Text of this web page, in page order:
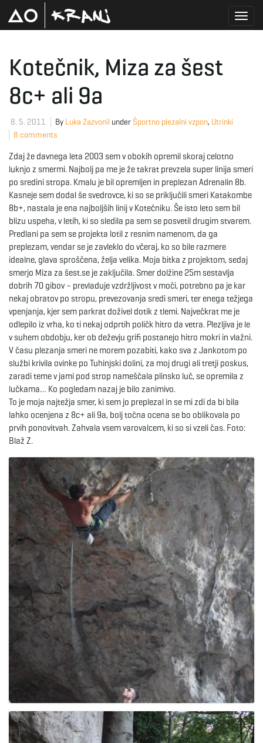
g
e
n
i
g
a
t
i
o
Kotečnik, Miza za šest
8c+ ali 9a
8. 5. 2011 By Luka Zazvonil under Športno plezalni vzpon, Utrinki
8 comments
Zdaj že davnega leta 2003 sem v obokih opremil skoraj celotno
luknjo z smermi. Najbolj pa me je že takrat prevzela super linija smeri
po sredini stropa. Kmalu je bil opremljen in preplezan Adrenalin 8b.
Kasneje sem dodal še svedrovce, ki so se priključili smeri Katakombe
8b+, nastala je ena najboljših linij v Kotečniku. Še isto leto sem bil
blizu uspeha, v letih, ki so sledila pa sem se posvetil drugim stvarem.
Predlani pa sem se projekta lotil z resnim namenom, da ga
preplezam, vendar se je zavleklo do včeraj, ko so bile razmere
idealne, glava sproščena, želja velika. Moja bitka z projektom, sedaj
smerjo Miza za šest.se je zaključila. Smer dolžine 25m sestavlja
dobrih 70 gibov – prevladuje vzdržljivost v moči, potrebno pa je kar
nekaj obratov po stropu, prevezovanja sredi smeri, ter enega težjega
vpenjanja, kjer sem parkrat doživel dotik z tlemi. Največkrat me je
odlepilo iz vrha, ko ti nekaj odprtih poličk hitro da vetra. Plezljiva je le
v suhem obdobju, ker ob deževju grifi postanejo hitro mokri in vlažni.
V času plezanja smeri ne morem pozabiti, kako sva z Jankotom po
službi krivila ovinke po Tuhinjski dolini, za moj drugi ali tretji poskus,
zaradi teme v jami pod strop nameščala plinsko luč, se opremila z
lučkama… Ko pogledam nazaj je bilo zanimivo.
To je moja najtežja smer, ki sem jo preplezal in se mi zdi da bi bila
lahko ocenjena z 8c+ ali 9a, bolj točna ocena se bo oblikovala po
prvih ponovitvah. Zahvala vsem varovalcem, ki so si vzeli čas. Foto:
Blaž Z.